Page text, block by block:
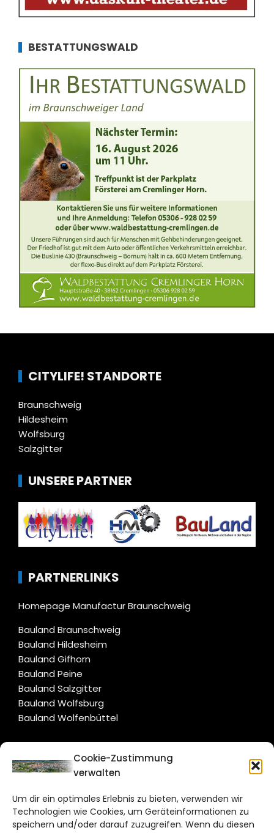
Cookie-Zustimmung
verwalten
Um dir ein optimales Erlebnis zu bieten, verwenden wir
Technologien wie Cookies, um Geräteinformationen zu
speichern und/oder darauf zuzugreifen. Wenn du diesen
BESTATTUNGSWALD
CITYLIFE! STANDORTE
Braunschweig
Hildesheim
Wolfsburg
Salzgitter
UNSERE PARTNER
PARTNERLINKS
Homepage Manufactur Braunschweig
Bauland Braunschweig
Bauland Hildesheim
Bauland Gifhorn
Bauland Peine
Bauland Salzgitter
Bauland Wolfsburg
Bauland Wolfenbüttel
CITYLIFE!
Bruchtorwall 12
38100 Braunschweig